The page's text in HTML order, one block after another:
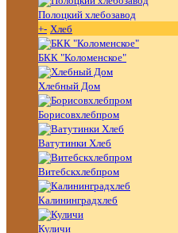
Полоцкий хлебозавод
+- Хлеб
БКК "Коломенское"
Хлебный Дом
Борисовхлебпром
Ватутинки Хлеб
Витебскхлебпром
Калининградхлеб
Куличи